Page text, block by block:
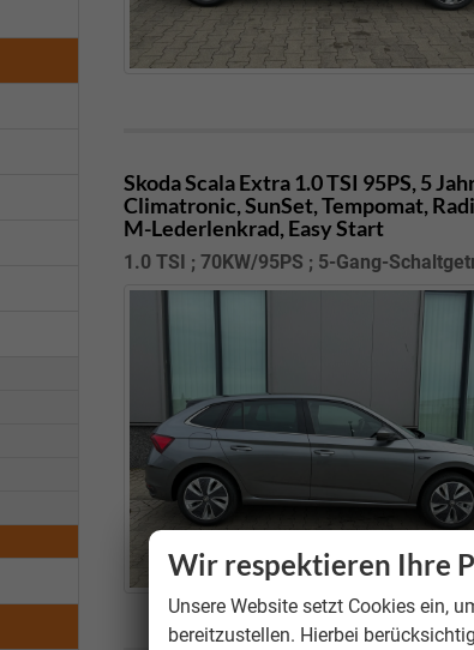
Skoda ScalaExtra 1.0 TSI 95PS, 5
Climatronic, SunSet, Tempomat,
M-Lederlenkrad, Easy Start
1.0 TSI ; 70KW/95PS ; 5-Gang-
Wir respektieren Ihre
Unsere Website setzt Cookies ein,
bereitzustellen. Hierbei